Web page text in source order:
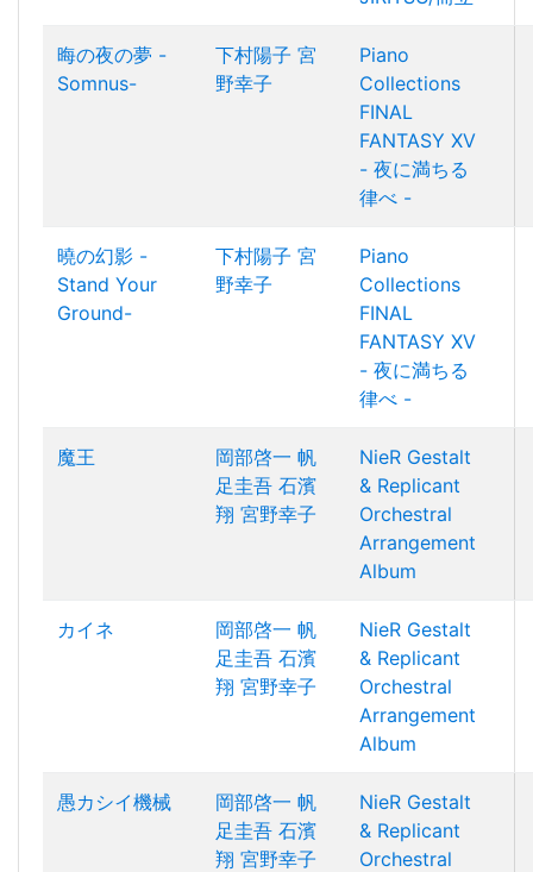
晦の夜の夢 -
Somnus-
下村陽子 宮
野幸子
Piano
Collections
FINAL
FANTASY XV
- 夜に満ちる
律べ -
曉の幻影 -
Stand Your
Ground-
下村陽子 宮
野幸子
Piano
Collections
FINAL
FANTASY XV
- 夜に満ちる
律べ -
魔王 岡部啓一 帆
足圭吾 石濱
翔 宮野幸子
NieR Gestalt
& Replicant
Orchestral
Arrangement
Album
カイネ 岡部啓一 帆
足圭吾 石濱
翔 宮野幸子
NieR Gestalt
& Replicant
Orchestral
Arrangement
Album
愚カシイ機械 岡部啓一 帆
足圭吾 石濱
翔 宮野幸子
NieR Gestalt
& Replicant
Orchestral